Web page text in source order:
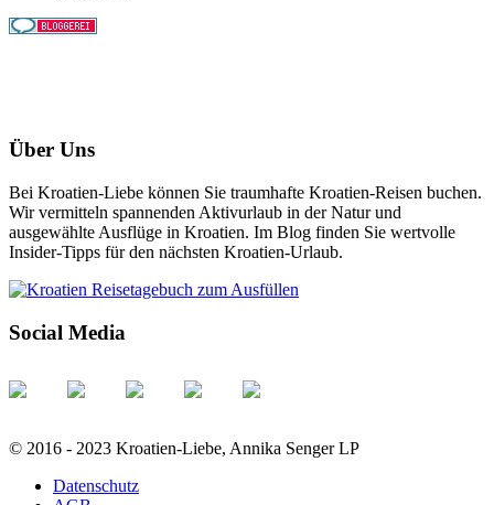
Über Uns
Bei Kroatien-Liebe können Sie traumhafte Kroatien-Reisen buchen.
Wir vermitteln spannenden Aktivurlaub in der Natur und
ausgewählte Ausflüge in Kroatien. Im Blog finden Sie wertvolle
Insider-Tipps für den nächsten Kroatien-Urlaub.
Social Media
© 2016 - 2023 Kroatien-Liebe, Annika Senger LP
Datenschutz